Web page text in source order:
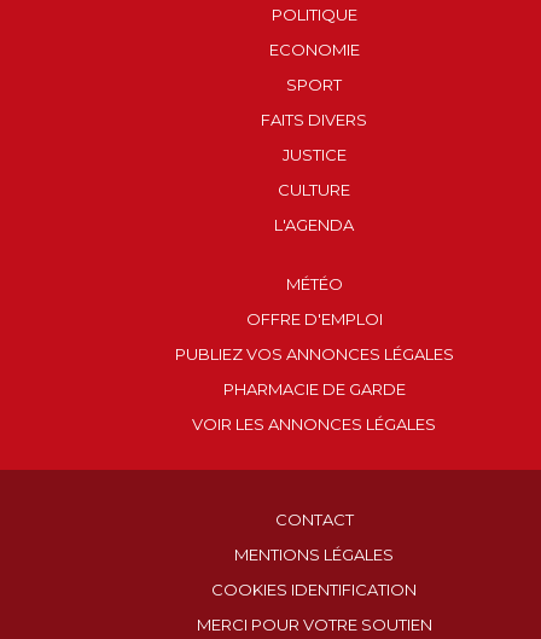
POLITIQUE
ECONOMIE
SPORT
FAITS DIVERS
JUSTICE
CULTURE
L'AGENDA
MÉTÉO
OFFRE D'EMPLOI
PUBLIEZ VOS ANNONCES LÉGALES
PHARMACIE DE GARDE
VOIR LES ANNONCES LÉGALES
CONTACT
MENTIONS LÉGALES
COOKIES IDENTIFICATION
MERCI POUR VOTRE SOUTIEN